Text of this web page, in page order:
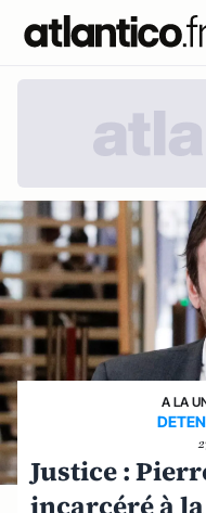
A LA
Justice :